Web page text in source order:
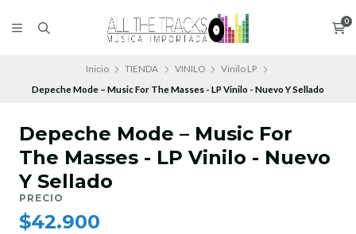
0
Inicio TIENDA VINILO
Vinilo LP
Depeche Mode – Music For The Masses - LP Vinilo - Nuevo Y Sellado
Depeche Mode – Music For
The Masses - LP Vinilo - Nuevo
Y Sellado
PRECIO
$42.900